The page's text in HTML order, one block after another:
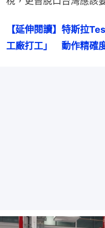
【延伸閱讀】特斯拉
工廠打工」　動作精確